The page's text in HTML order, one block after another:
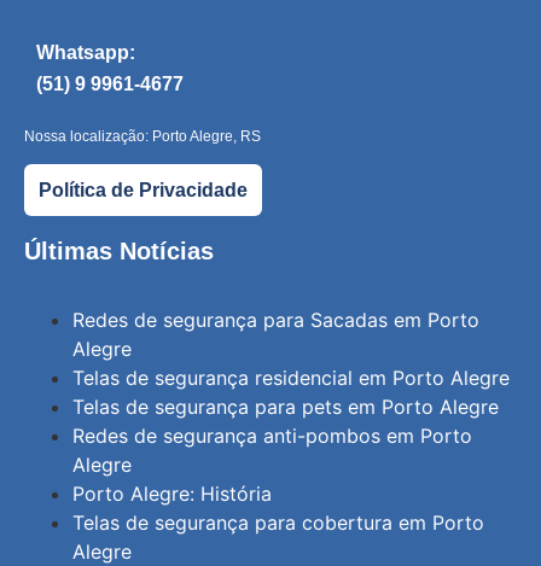
Whatsapp:
(51) 9 9961-4677
Nossa localização: Porto Alegre, RS
Política de Privacidade
Últimas Notícias
Redes de segurança para Sacadas em Porto
Alegre
Telas de segurança residencial em Porto Alegre
Telas de segurança para pets em Porto Alegre
Redes de segurança anti-pombos em Porto
Alegre
Porto Alegre: História
Telas de segurança para cobertura em Porto
Alegre